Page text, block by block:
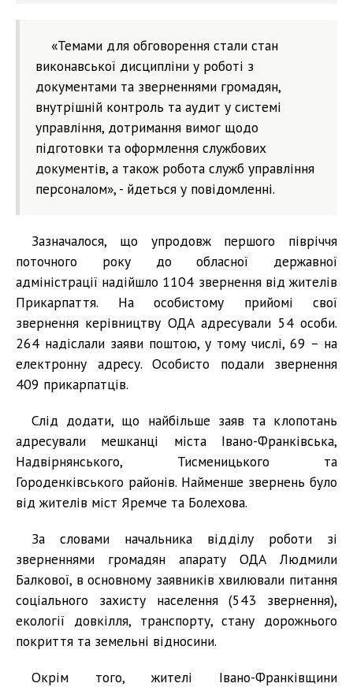
«Темами для обговорення стали стан
виконавської дисципліни у роботі з
документами та зверненнями громадян,
внутрішній контроль та аудит у системі
управління, дотримання вимог щодо
підготовки та оформлення службових
документів, а також робота служб управління
персоналом», - йдеться у повідомленні.
Зазначалося, що упродовж першого півріччя
поточного року до обласної державної
адміністрації надійшло 1104 звернення від жителів
Прикарпаття. На особистому прийомі свої
звернення керівництву ОДА адресували 54 особи.
264 надіслали заяви поштою, у тому числі, 69 – на
електронну адресу. Особисто подали звернення
409 прикарпатців.
Слід додати, що найбільше заяв та клопотань
адресували мешканці міста Івано-Франківська,
Надвірнянського, Тисменицького та
Городенківського районів. Найменше звернень було
від жителів міст Яремче та Болехова.
За словами начальника відділу роботи зі
зверненнями громадян апарату ОДА Людмили
Балкової, в основному заявників хвилювали питання
соціального захисту населення (543 звернення),
екології довкілля, транспорту, стану дорожнього
покриття та земельні відносини.
Окрім того, жителі Івано-Франківщини